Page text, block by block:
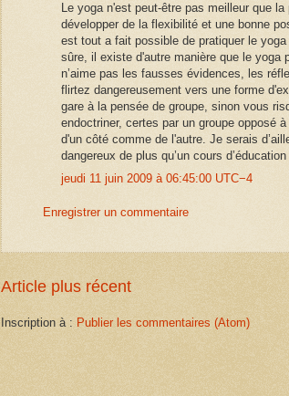
Le yoga n'est peut-être pas meilleur que
développer de la flexibilité et une bonne
est tout a fait possible de pratiquer le
sûre, il existe d'autre manière que le yoga
n’aime pas les fausses évidences, les
flirtez dangereusement vers une forme
gare à la pensée de groupe, sinon vous
endoctriner, certes par un groupe opposé
d'un côté comme de l'autre. Je serais
dangereux de plus qu’un cours
jeudi 11 juin 2009 à 06:45:00 UTC−4
Enregistrer un commentaire
Article plus récent
Inscription à : Publier les commentaires (Atom)